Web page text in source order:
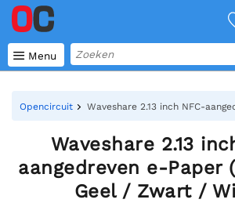
 Menu
Opencircuit Waveshare 2.13 inch NFC-
Waveshare 2.13
aangedreven e-Paper
Geel / Zwart /